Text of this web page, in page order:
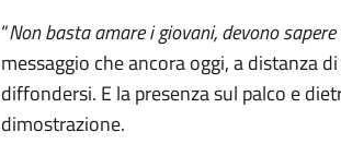
“Non basta amare i giovani, devono
messaggio che ancora oggi, a distanza
diffondersi. E la presenza sul palco e
dimostrazione.